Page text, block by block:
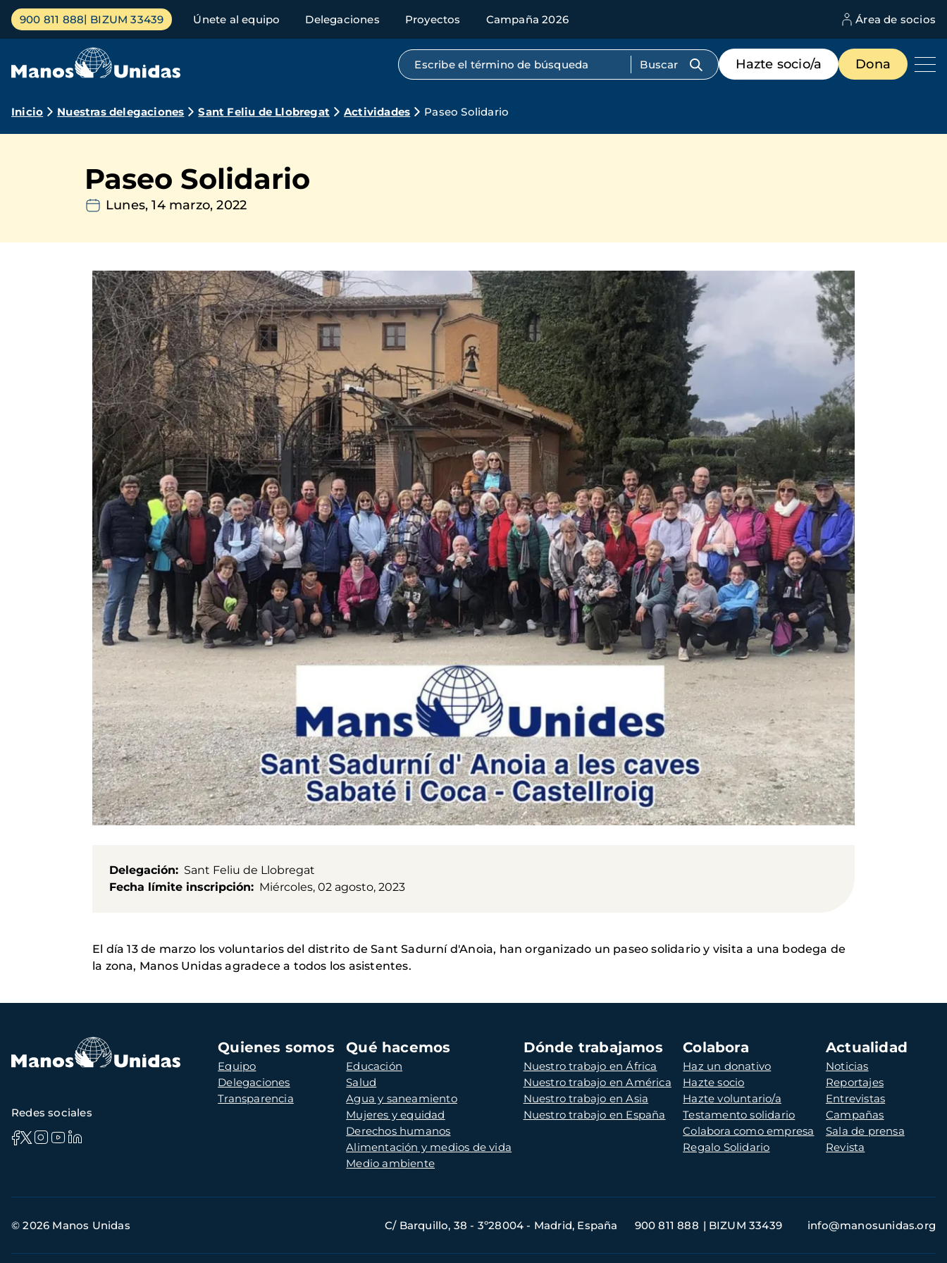
Pasar
contenido
Menú
principal
900 811 888 BIZUM 33439 Únete al equipo Delegaciones Proyectos Campaña 2026 Área de socios
Búsqueda por texto completo
Menú
de
destacados
Hazte socio/a Dona
Ruta
navegación
Inicio Nuestras delegaciones Sant Feliu de Llobregat Actividades Paseo Solidario
Paseo Solidario
Lunes, 14 marzo, 2022
Delegación
Sant Feliu de Llobregat
Fecha límite inscripción
Miércoles, 02 agosto, 2023
El día 13 de marzo los voluntarios del distrito de Sant Sadurní d'Anoia, han organizado un paseo solidario y visita a una bodega de
la zona, Manos Unidas agradece a todos los asistentes.
Navegación
principal
Quienes somos
Equipo
Delegaciones
Transparencia
Qué hacemos
Educación
Salud
Agua y saneamiento
Mujeres y equidad
Derechos humanos
Alimentación y medios de vida
Medio ambiente
Dónde trabajamos
Nuestro trabajo en África
Nuestro trabajo en América
Nuestro trabajo en Asia
Nuestro trabajo en España
Colabora
Haz un donativo
Hazte socio
Hazte voluntario/a
Testamento solidario
Colabora como empresa
Regalo Solidario
Actualidad
Noticias
Reportajes
Entrevistas
Campañas
Sala de prensa
Revista
Redes sociales
de
© 2026 Manos Unidas C/ Barquillo, 38 - 3º28004 - Madrid, España 900 811 888 BIZUM 33439 info@manosunidas.org